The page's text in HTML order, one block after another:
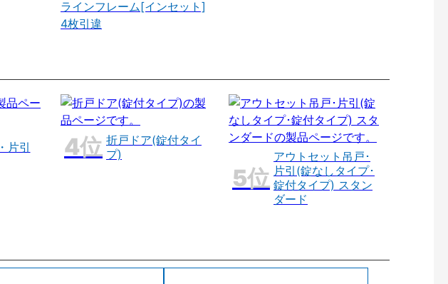
ラインフレーム[インセット]
4枚引違
片引
折戸ドア(錠付タイ
プ)
アウトセット吊戸･
片引(錠なしタイプ･
錠付タイプ) スタン
ダード